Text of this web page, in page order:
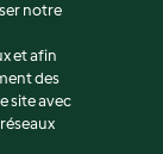
notre
et afin
des
site avec